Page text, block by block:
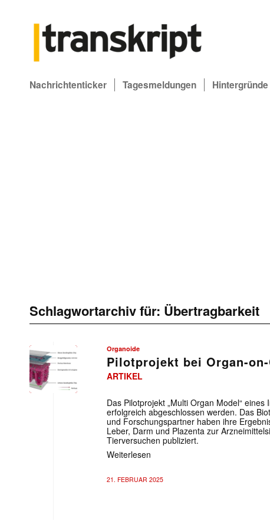
Nachrichtenticker Tagesmeldungen Hintergründe
Schlagwortarchiv für: Übertragbarkeit
Organoide
Pilotprojekt bei Organ-
ARTIKEL
Das Pilotprojekt „Multi Organ Model“
erfolgreich abgeschlossen werden. Das
und Forschungspartner haben ihre
Leber, Darm und Plazenta zur
Tierversuchen publiziert.
Weiterlesen
21. FEBRUAR 2025